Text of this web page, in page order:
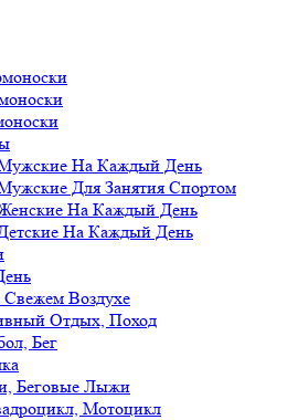
На Каждый День
Для Занятия Спортом
На Каждый День
На Каждый День
Воздухе
Отдых, Поход
Бег
Беговые Лыжи
Мотоцикл